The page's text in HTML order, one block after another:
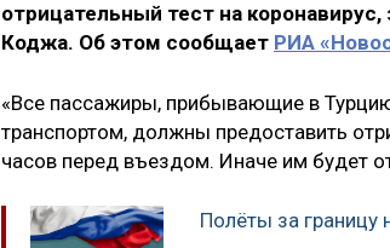
отрицательный тест на
Коджа. Об этом сообщает РИА
«Все пассажиры, прибывающие в
транспортом, должны предоставить
часов перед въездом. Иначе им будет
Полёты за границу